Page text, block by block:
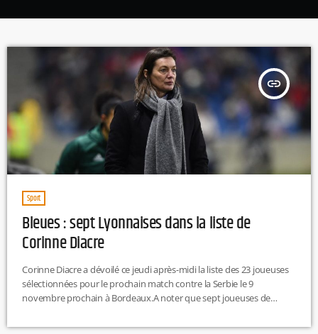
insert_link
Sport
Bleues : sept Lyonnaises dans la liste de
Corinne Diacre
Corinne Diacre a dévoilé ce jeudi après-midi la liste des 23 joueuses
sélectionnées pour le prochain match contre la Serbie le 9
novembre prochain à Bordeaux.A noter que sept joueuses de
Bouhaddi, Amandine Henry, Eugénie Le Sommer, Wendie Renard,